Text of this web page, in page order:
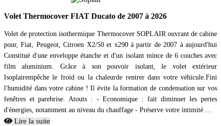
Volet Thermocover FIAT Ducato de 2007 à 2026
Volet de protection isothermique Thermocover SOPLAIR ouvrant de cabine
pour, Fiat, Peugeot, Citroen X2/50 et x290 à partir de 2007 à aujourd'hui
Constitué d'une enveloppe étanche et d'un isolant mince de 6 couches avec
film aluminium. Grâce à son pouvoir isolant, le volet extérieur
Isoplairempêche le froid ou la chaleurde rentrer dans votre véhicule.Fini
l'humidité dans votre cabine ! Il évite la formation de condensation sur vos
fenêtres et parebrise. Atouts : - Economique : fait diminuer les pertes
d'énergies, notamment au niveau du chauffage - Préserve votre intimité ...
Lire la suite